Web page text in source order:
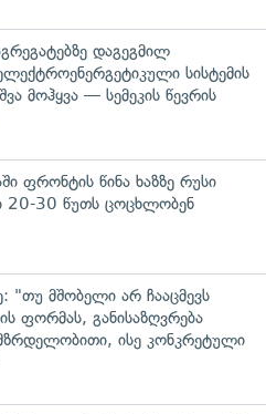
დაგეგმილ
სისტემის
მოჰყვა — სემეკის წევრის
ფრონტის წინა ხაზზე რუსი
20-30 წუთს ცოცხლობენ
"თუ მშობელი არ ჩააცმევს
ფორმას, განისაზღვრება
ისე კონკრეტული